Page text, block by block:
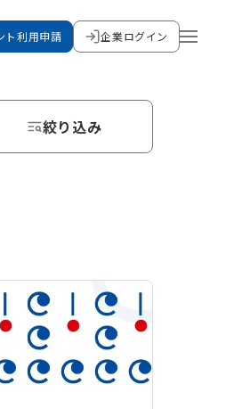
ト利用申請 企業ログイン
絞り込み